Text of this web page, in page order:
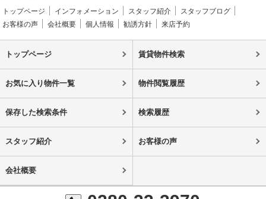
トップページ インフォメーション スタッフ紹介
スタッフブログ
お客様の声
会社概要 個人情報 勧誘方針 来店予約
トップページ 賃貸物件検索
お気に入り物件一覧 物件閲覧履歴
保存した検索条件 検索履歴
スタッフ紹介 お客様の声
会社概要